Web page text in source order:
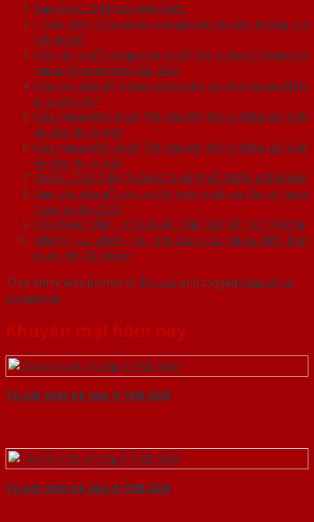
Báo Giá Cửa Nhựa Hàn Quốc
[ Giải đáp] Cửa nhựa composite có bền không chi
tiết nhất?
Cửa nhựa gỗ composite là gì? Gợi ý địa chỉ mua cửa
nhựa gỗ composite Sài Gòn
Cấu tạo cửa gỗ nhựa composite có những ưu điểm
gì vượt trội?
Cửa nhựa ABS là gì? Tất tần tật những điều cần biết
về cửa nhựa ABS
Cửa nhựa ABS là gì? Tất tần tật những điều cần biết
về cửa nhựa ABS
PHÂN LOẠI CỬA CHỐNG CHÁY PHỔ BIẾN HIỆN NAY
Báo giá cửa gỗ chịu nước mới nhất và địa chỉ mua
hàng uy tín 2021
CỬA NHÀ TẮM | CỬA NHÀ TẮM GIÁ RẺ TẠI TPHCM
Những ưu điểm nổi bật của cửa nhựa ABS Hàn
Quốc Hồ Chí Minh
This entry was posted in Tin tứcand tagged Cửa nhựa
composite.
Khuyến mại hôm nay
Tủ nội thất kệ bếp 9-TKB-SGD
Tủ nội thất kệ bếp 8-TKB-SGD